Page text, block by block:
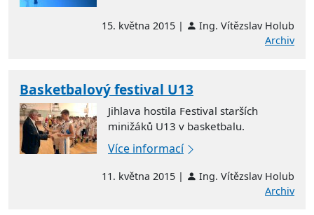
15. května 2015 |
Ing. Vítězslav Holub
Archiv
Basketbalový festival U13
Jihlava hostila Festival starších
minižáků U13 v basketbalu.
Více informací
11. května 2015 |
Ing. Vítězslav Holub
Archiv